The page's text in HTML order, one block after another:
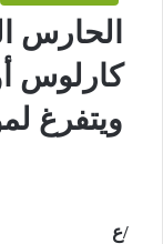
الحارس
كارلوس
ويتفرغ
/ع